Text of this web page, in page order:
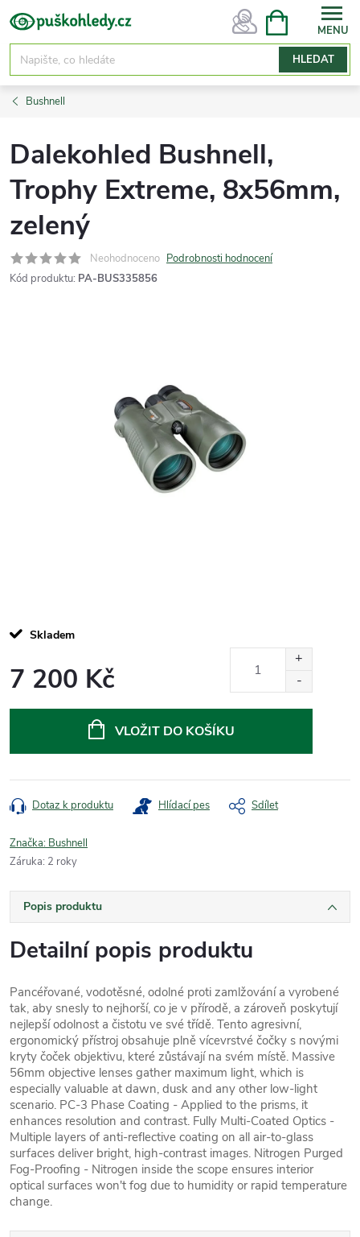
Přejít
na
obsah
HLEDAT
NÁKUPNÍ
Bushnell
Dalekohled Bushnell,
Trophy Extreme, 8x56mm,
zelený
Neohodnoceno Podrobnosti hodnocení
Kód produktu: PA-BUS335856
Skladem
7 200 Kč
VLOŽIT DO KOŠÍKU
Dotaz k produktu Hlídací pes Sdílet
Značka: Bushnell
Záruka: 2 roky
Popis produktu
Detailní popis produktu
Pancéřované, vodotěsné, odolné proti zamlžování a vyrobené
tak, aby snesly to nejhorší, co je v přírodě, a zároveň poskytují
nejlepší odolnost a čistotu ve své třídě. Tento agresivní,
ergonomický přístroj obsahuje plně vícevrstvé čočky s novými
kryty čoček objektivu, které zůstávají na svém místě. Massive
56mm objective lenses gather maximum light, which is
especially valuable at dawn, dusk and any other low-light
scenario. PC-3 Phase Coating - Applied to the prisms, it
enhances resolution and contrast. Fully Multi-Coated Optics -
Multiple layers of anti-reflective coating on all air-to-glass
surfaces deliver bright, high-contrast images. Nitrogen Purged
Fog-Proofing - Nitrogen inside the scope ensures interior
optical surfaces won't fog due to humidity or rapid temperature
change.